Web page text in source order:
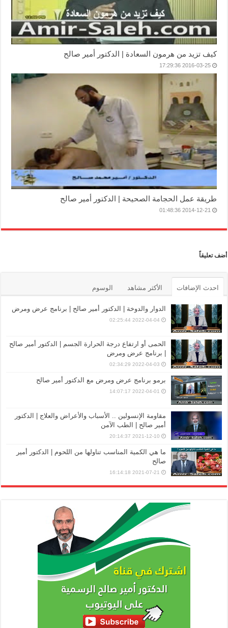
كيف تزيد من هرمون السعادة | الدكتور أمير صالح
2016-03-25 17:29:36
طريقة عمل الحجامة الصحيحة | الدكتور أمير صالح
2014-12-21 01:48:36
أضف تعليقاً
احدث الإضافات الأكثر مشاهد الوسوم
الدوار والدوخة | الدكتور أمير صالح | برنامج عرض ومرض
2022-04-04 02:25:44
الحمى أو ارتفاع درجة الحرارة الجسم | الدكتور أمير صالح
| برنامج عرض ومرض
2022-04-03 02:34:29
برمو برنامج عرض ومرض مع الدكتور أمير صالح
2022-04-01 14:07:17
مقاومة الإنسولين .. الأسباب والأعراض والعلاج | الدكتور
أمير صالح | الطب الآمن
2021-12-10 20:14:37
ما هي الكمية المناسب تناولها من اللحوم | الدكتور أمير
صالح
2021-07-21 16:14:18